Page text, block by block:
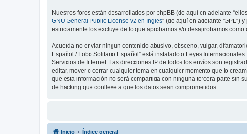
Nuestros foros están desarrollados por phpBB (de aquí en adelante
GNU General Public License v2 en Ingles” (de aquí en adelante “GPL”)
estrictamente los excluye de lo que aprobamos y/o desaprobamos
Acuerda no enviar ningun contenido abusivo, obsceno, vulgar,
Español / Lobo Solitario Español” está instalado o Leyes
Servicios de Internet. Las direcciones IP de todos los envíos son
editar, mover o cerrar cualquier tema en cualquier momento que lo
que esta información no será compartida con ninguna tercera parte sin
de hacking que conlleve a que los datos sean comprometidos.
Inicio Índice general